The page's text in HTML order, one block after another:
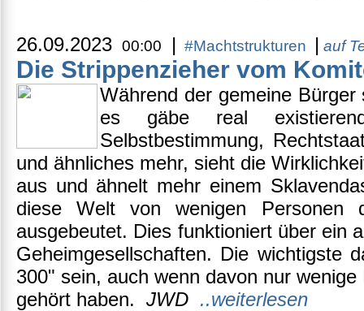
26.09.2023 00:00 | #Machtstrukturen | auf
Die Strippenzieher vom
Während der gemeine
es gäbe real
Selbstbestimmung,
und ähnliches mehr, sieht die
aus und ähnelt mehr einem
diese Welt von wenigen Personen
ausgebeutet. Dies funktioniert über ein
Geheimgesellschaften. Die wichtigste
300" sein, auch wenn davon nur
gehört haben. JWD ..weiterlesen